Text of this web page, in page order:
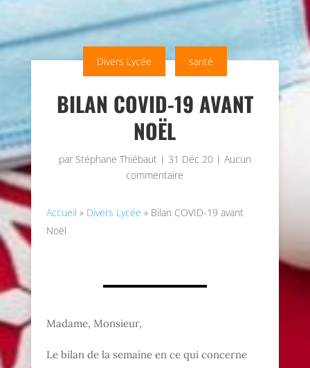
Divers Lycée santé
BILAN COVID-19 AVANT
NOËL
par Stéphane Thiébaut| 31 Déc 20 | Aucun
commentaire
Accueil » Divers Lycée » Bilan COVID-19 avant
Noël
Madame, Monsieur,
Le bilan de la semaine en ce qui concerne